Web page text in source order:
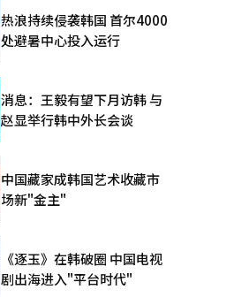
热浪持续侵袭韩国 首尔4000
处避暑中心投入运行
消息：王毅有望下月访韩 与
赵显举行韩中外长会谈
中国藏家成韩国艺术收藏市
场新"金主"
《逐玉》在韩破圈 中国电视
剧出海进入"平台时代"